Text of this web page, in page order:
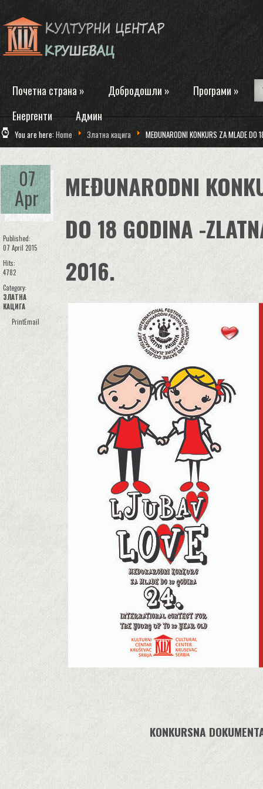
Почетна страна » Добродошли » Програми »
Енергенти
Админ
You are here:Home Златна кацига MEĐUNARODNI KONKURS ZA MLADE DO
07
Apr
Published:
07 April 2015
Hits:
4782
Category:
ЗЛАТНА
КАЦИГА
PrintEmail
MEĐUNARODNI
DO 18 GODINA -
2016.
KONKURSNA